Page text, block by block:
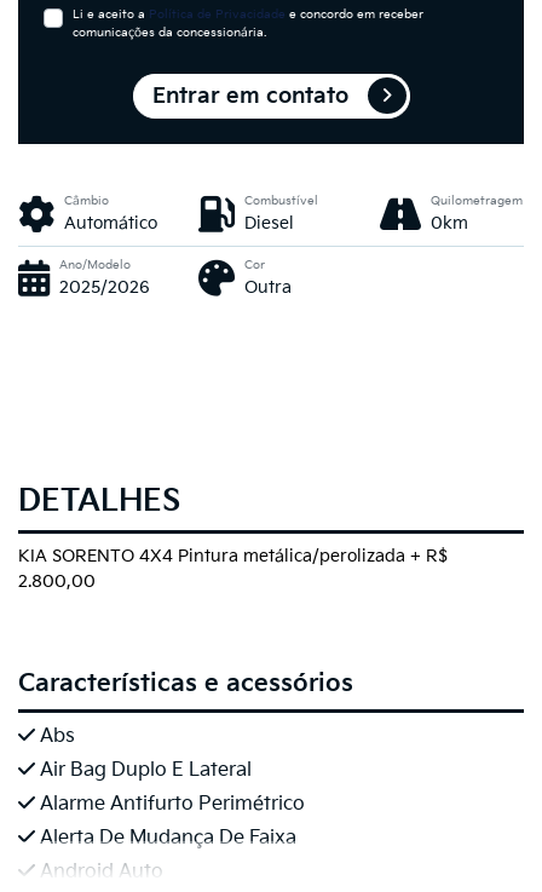
Li e aceito a Política de Privacidade e concordo em receber
comunicações da concessionária.
Entrar em contato
Câmbio
Automático
Combustível
Diesel
Quilometragem
0km
Ano/Modelo
2025/2026
Cor
Outra
DETALHES
KIA SORENTO 4X4 Pintura metálica/perolizada + R$
2.800,00
Características e acessórios
Abs
Air Bag Duplo E Lateral
Alarme Antifurto Perimétrico
Alerta De Mudança De Faixa
Android Auto